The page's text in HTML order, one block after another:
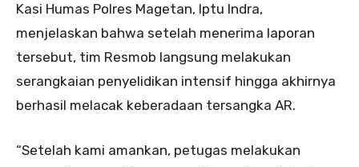
Kasi Humas Polres Magetan, Iptu Indra,
menjelaskan bahwa setelah menerima laporan
tersebut, tim Resmob langsung melakukan
serangkaian penyelidikan intensif hingga akhirnya
berhasil melacak keberadaan tersangka AR.
“Setelah kami amankan, petugas melakukan